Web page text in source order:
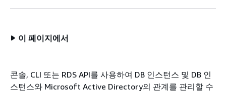
이 페이지에서
콘솔, CLI 또는 RDS API를 사용하여 DB 인스턴스 및 DB 인
스턴스와 Microsoft Active Directory의 관계를 관리할 수